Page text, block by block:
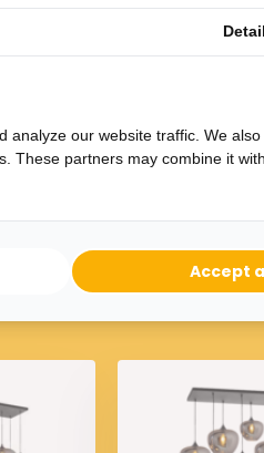
our website traffic. We
These partners may combine it
Accept